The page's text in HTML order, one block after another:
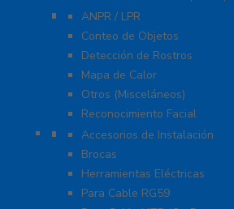
Videoanálisis
ANPR / LPR
Conteo de Objetos
Detección de Rostros
Mapa de Calor
Otros (Misceláneos)
Reconocimiento Facial
Herramientas
Accesorios de Instalación
Brocas
Herramientas Eléctricas
Para Cable RG59